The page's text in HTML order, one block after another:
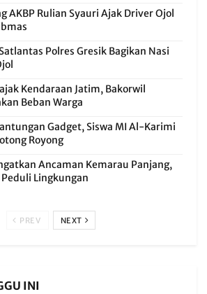
AKBP Rulian Syauri Ajak Driver Ojol
Polres Gresik Bagikan Nasi
Kendaraan Jatim, Bakorwil
Beban Warga
Gadget, Siswa MI Al-Karimi
Royong
Ancaman Kemarau Panjang,
Lingkungan
PREV NEXT
INI